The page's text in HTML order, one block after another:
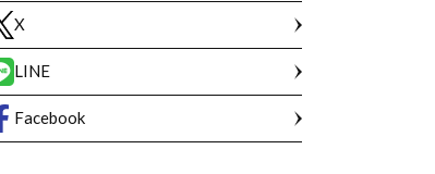
X
LINE
Facebook